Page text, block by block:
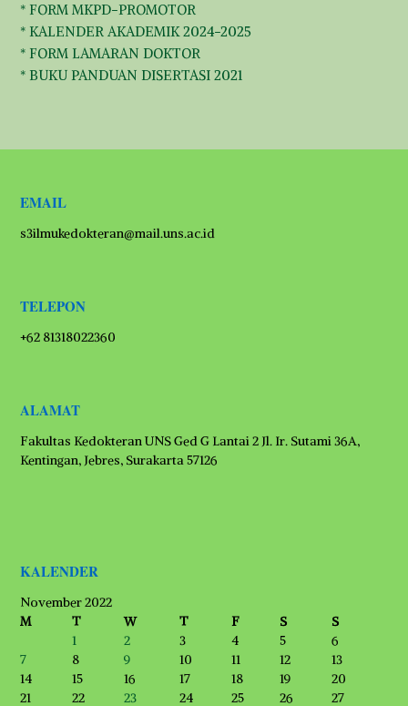
* FORM MKPD-PROMOTOR
* KALENDER AKADEMIK 2024-2025
* FORM LAMARAN DOKTOR
* BUKU PANDUAN DISERTASI 2021
EMAIL
s3ilmukedokteran@mail.uns.ac.id
TELEPON
+62 81318022360
ALAMAT
Fakultas Kedokteran UNS Ged G Lantai 2 Jl. Ir. Sutami 36A,
Kentingan, Jebres, Surakarta 57126
KALENDER
November 2022
M
T W T F S
S
1
2 3 4 5
6
7
8 9 10 11 12
13
14
15 16 17 18 19
20
21
22 23 24 25 26 27